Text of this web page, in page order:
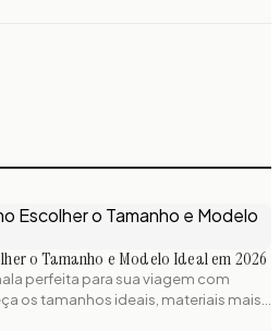
o Tamanho e Modelo Ideal em 2026
perfeita para sua viagem com
os tamanhos ideais, materiais mais
de bagagem para viajar sem